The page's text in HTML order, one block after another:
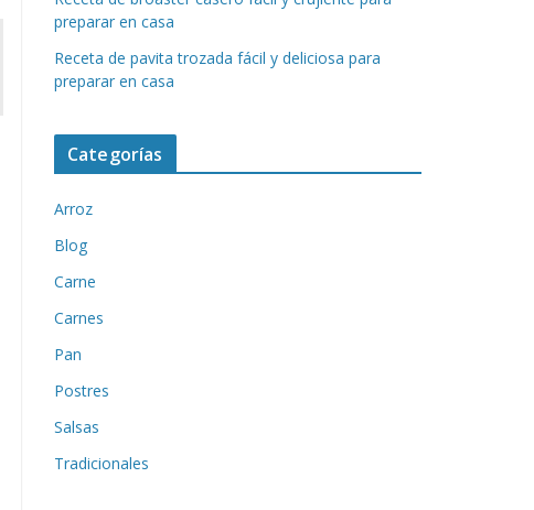
preparar en casa
Receta de pavita trozada fácil y deliciosa para
preparar en casa
Categorías
Arroz
Blog
Carne
Carnes
Pan
Postres
Salsas
Tradicionales